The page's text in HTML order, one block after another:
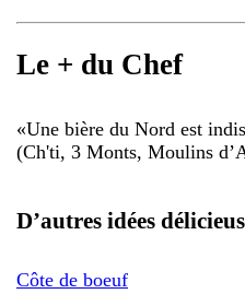
Le + du Chef
«Une bière du Nord est
(Ch'ti, 3 Monts, Moulins
D’autres idées
Côte de boeuf